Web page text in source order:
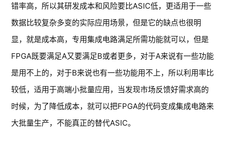
错率高，所以其研发成本和风险要比ASIC低，更适用于一些
数据比较复杂多变的实际应用场景，但是它的缺点也很明
显，就是成本高，专用集成电路满足所需功能就可以，但是
FPGA既要满足A又要满足B或者更多，对于A来说有一些功能
是用不上的，对于B来说也有一些功能用不上，所以利用率比
较低，适用于高端小批量应用，当发现市场反馈好需求高的
时候，为了降低成本，就可以把FPGA的代码变成集成电路来
大批量生产，不能真正的替代ASIC。